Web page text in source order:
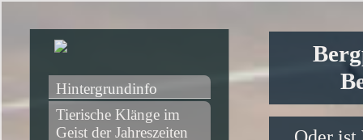
Hintergrundinfo
Tierische Klänge im
Geist der Jahreszeiten